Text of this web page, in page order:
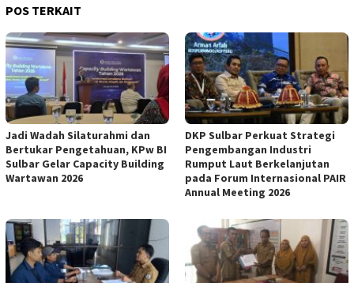
POS TERKAIT
Jadi Wadah Silaturahmi dan
Bertukar Pengetahuan, KPw BI
Sulbar Gelar Capacity Building
Wartawan 2026
DKP Sulbar Perkuat Strategi
Pengembangan Industri
Rumput Laut Berkelanjutan
pada Forum Internasional PAIR
Annual Meeting 2026